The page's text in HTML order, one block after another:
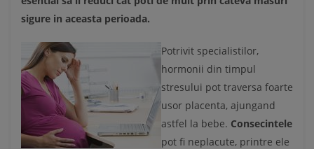
sigure in aceasta perioada.
Potrivit specialistilor,
hormonii din timpul
stresului pot traversa foarte
usor placenta, ajungand
astfel la bebe. Consecintele
pot fi neplacute, printre ele